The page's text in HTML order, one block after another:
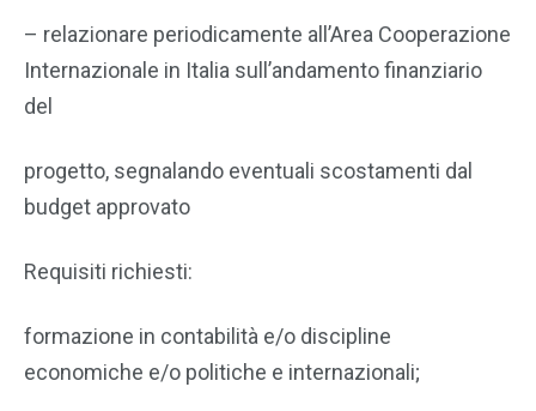
– relazionare periodicamente all’Area Cooperazione
Internazionale in Italia sull’andamento finanziario
del
progetto, segnalando eventuali scostamenti dal
budget approvato
Requisiti richiesti:
formazione in contabilità e/o discipline
economiche e/o politiche e internazionali;